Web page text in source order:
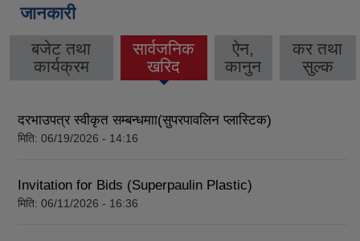
जानकारी
बजेट तथा
कार्यक्रम
सार्वजनिक
खरिद
(active
tab)
ऐन,
कानुन
कर तथा
सुल्क
दरभाउपत्र स्वीकृत सम्बन्धमाा(सुपरपावलिन प्लास्टिक)
मिति: 06/19/2026 - 14:16
Invitation for Bids (Superpaulin Plastic)
मिति: 06/11/2026 - 16:36